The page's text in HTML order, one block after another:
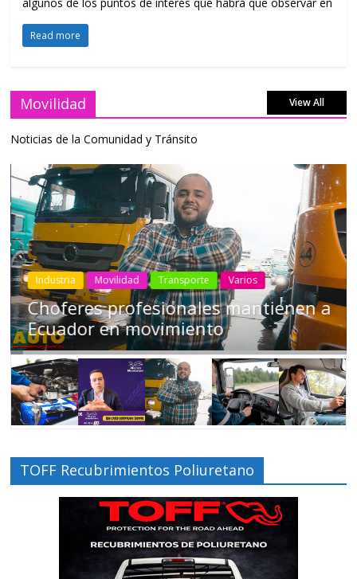
Read more
Movilidad View All
Noticias de la Comunidad y Tránsito
Industria Movilidad Transporte Varios
Choferes profesionales mantienen a
Ecuador en movimiento
TOFF Recubrimientos Poliuretano